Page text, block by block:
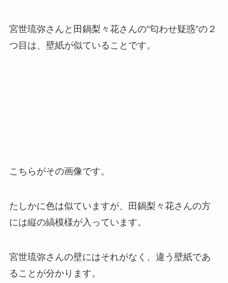
宮世琉弥さんと田鍋梨々花さんの”匂わせ疑惑”の２
つ目は、 壁紙が似ていること です。
こちらがその画像です。
たしかに色は似ていますが、田鍋梨々花さんの方
には縦の縞模様が入っています。
宮世琉弥さんの壁にはそれがなく、違う壁紙であ
ることが分かります。